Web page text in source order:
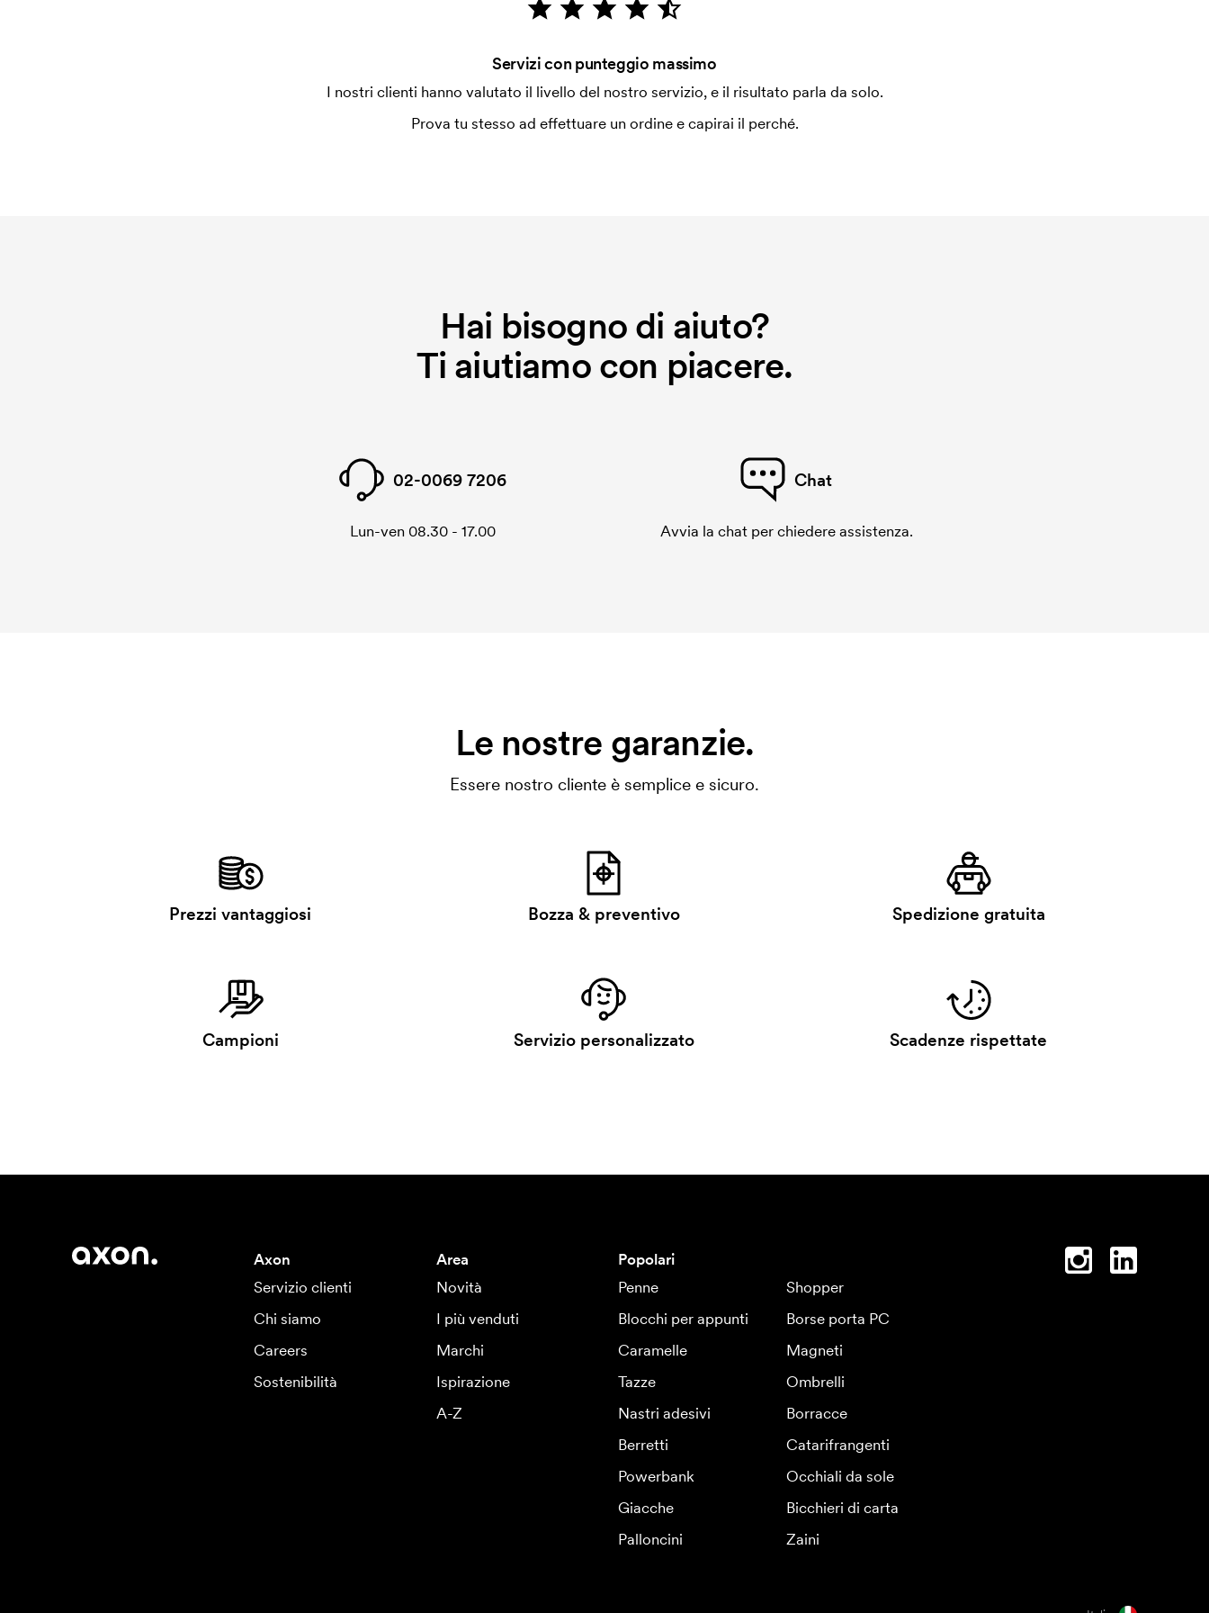
Servizi con punteggio massimo
I nostri clienti hanno valutato il livello del nostro servizio, e il risultato parla da solo.
Prova tu stesso ad effettuare un ordine e capirai il perché.
Hai bisogno di aiuto?
Ti aiutiamo con piacere.
02-0069 7206
Lun-ven 08.30 - 17.00
Chat
Avvia la chat per chiedere assistenza.
Le nostre garanzie.
Essere nostro cliente è semplice e sicuro.
Prezzi vantaggiosi Bozza & preventivo Spedizione gratuita
Campioni Servizio personalizzato Scadenze rispettate
Axon
Servizio clienti
Chi siamo
Careers
Sostenibilità
Area
Novità
I più venduti
Marchi
Ispirazione
A-Z
Popolari
Penne
Shopper
Blocchi per appunti
Borse porta PC
Caramelle
Magneti
Tazze
Ombrelli
Nastri adesivi
Borracce
Berretti
Catarifrangenti
Powerbank
Occhiali da sole
Giacche
Bicchieri di carta
Palloncini
Zaini